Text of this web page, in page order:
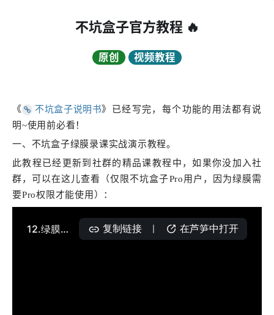
不坑盒子官方教程 🔥
原创 视频教程
《 不坑盒子说明书》已经写完，每个功能的用法都有说
明~使用前必看！
一、不坑盒子绿膜录课实战演示教程。
此教程已经更新到社群的精品课教程中，如果你没加入社
群，可以在这儿查看（仅限不坑盒子Pro用户，因为绿膜需
要Pro权限才能使用）：